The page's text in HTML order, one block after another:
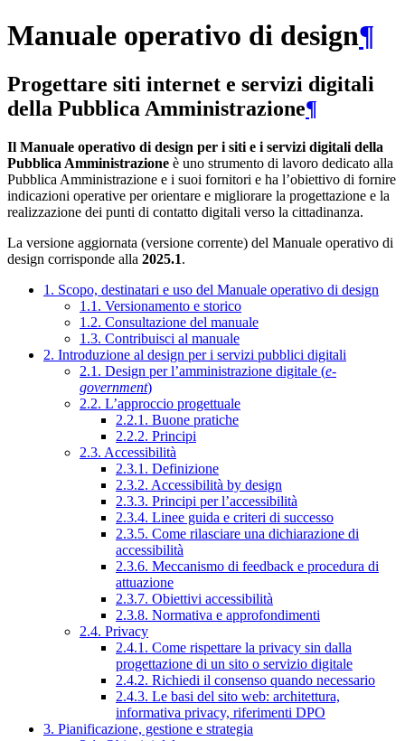
Manuale operativo di design¶
Progettare siti internet e servizi digitali
della Pubblica Amministrazione¶
Il Manuale operativo di design per i siti e i servizi digitali della
Pubblica Amministrazione è uno strumento di lavoro dedicato alla
Pubblica Amministrazione e i suoi fornitori e ha l’obiettivo di fornire
indicazioni operative per orientare e migliorare la progettazione e la
realizzazione dei punti di contatto digitali verso la cittadinanza.
La versione aggiornata (versione corrente) del Manuale operativo di
design corrisponde alla 2025.1.
1. Scopo, destinatari e uso del Manuale operativo di design
1.1. Versionamento e storico
1.2. Consultazione del manuale
1.3. Contribuisci al manuale
2. Introduzione al design per i servizi pubblici digitali
2.1. Design per l’amministrazione digitale (e-
government)
2.2. L’approccio progettuale
2.2.1. Buone pratiche
2.2.2. Principi
2.3. Accessibilità
2.3.1. Definizione
2.3.2. Accessibilità by design
2.3.3. Principi per l’accessibilità
2.3.4. Linee guida e criteri di successo
2.3.5. Come rilasciare una dichiarazione di
accessibilità
2.3.6. Meccanismo di feedback e procedura di
attuazione
2.3.7. Obiettivi accessibilità
2.3.8. Normativa e approfondimenti
2.4. Privacy
2.4.1. Come rispettare la privacy sin dalla
progettazione di un sito o servizio digitale
2.4.2. Richiedi il consenso quando necessario
2.4.3. Le basi del sito web: architettura,
informativa privacy, riferimenti DPO
3. Pianificazione, gestione e strategia